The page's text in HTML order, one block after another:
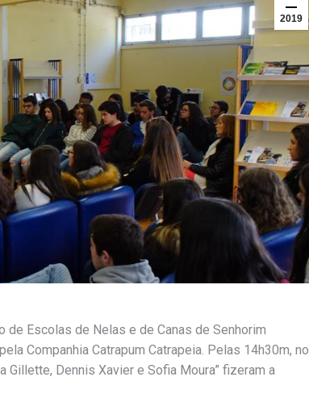
2019
de Escolas de Nelas e de Canas de Senhorim
Companhia Catrapum Catrapeia. Pelas 14h30m, no
Dennis Xavier e Sofia Moura” fizeram a